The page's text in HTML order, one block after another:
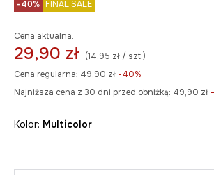
-40% FINAL SALE
Cena aktualna:
29,90 zł (14,95 zł / szt.)
Cena regularna: 49,90 zł -40%
Najniższa cena z 30 dni przed obniżką: 49,90 zł
Kolor: multicolor